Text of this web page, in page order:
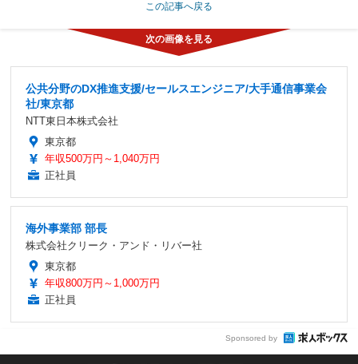
この記事へ戻る
公共分野のDX推進支援/セールスエンジニア/大手通信事業会
社/東京都
NTT東日本株式会社
東京都
年収500万円～1,040万円
正社員
海外事業部 部長
株式会社クリーク・アンド・リバー社
東京都
年収800万円～1,000万円
正社員
Sponsored by